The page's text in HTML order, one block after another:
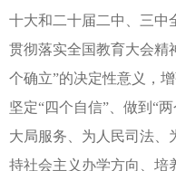
十大和二十届二中、三中
贯彻落实全国教育大会精
个确立”的决定性意义，增
坚定“四个自信”、做到“
大局服务、为人民司法、
持社会主义办学方向、培